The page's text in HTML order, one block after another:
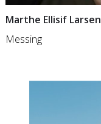
Marthe Ellisif Larsen
Messing